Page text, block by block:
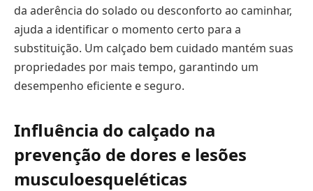
da aderência do solado ou desconforto ao caminhar,
ajuda a identificar o momento certo para a
substituição. Um calçado bem cuidado mantém suas
propriedades por mais tempo, garantindo um
desempenho eficiente e seguro.
Influência do calçado na
prevenção de dores e lesões
musculoesqueléticas